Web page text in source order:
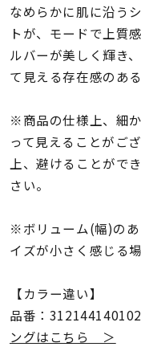
コレクション
リングサイズ
メンズ
リングサイズ
価格 ¥0
在庫
なめらかに肌に沿う
トが、モードで上質
ルバーが美しく輝き
て見える存在感のあ
※商品の仕様上、細
って見えることがご
上、避けることがで
さい。
※ボリューム(幅)の
イズが小さく感じる
【カラー違い】
品番：
ングはこちら ＞